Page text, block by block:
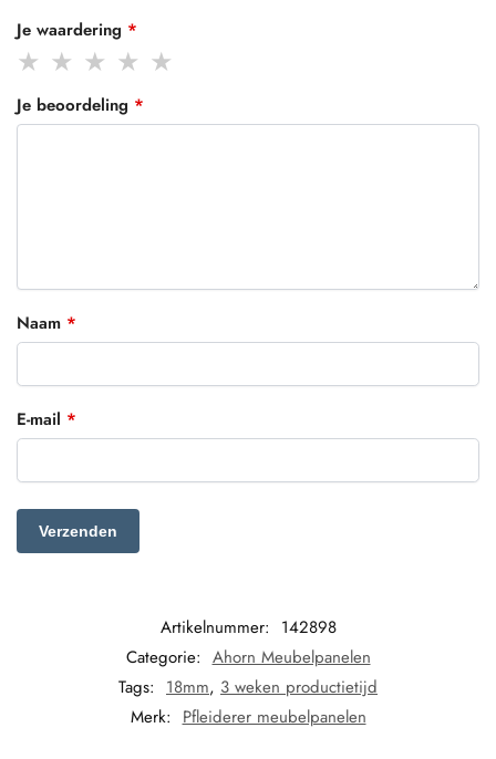
Je waardering *
Je beoordeling *
Naam *
E-mail *
Artikelnummer: 142898
Categorie: Ahorn Meubelpanelen
Tags: 18mm, 3 weken productietijd
Merk: Pfleiderer meubelpanelen